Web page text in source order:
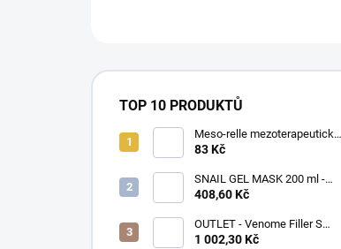
TOP 10 PRODUKTŮ
Meso-relle mezoterapeutické
jehly 32G (Ø0,23) x 4mm,
83 Kč
SNAIL GEL MASK 200 ml -
Gelová maska s hlemýždím
pokožku po invazivních
zákrocích
408,60 Kč
OUTLET - Venome Filler S
Lips 2x1 ml
1 002,30 Kč